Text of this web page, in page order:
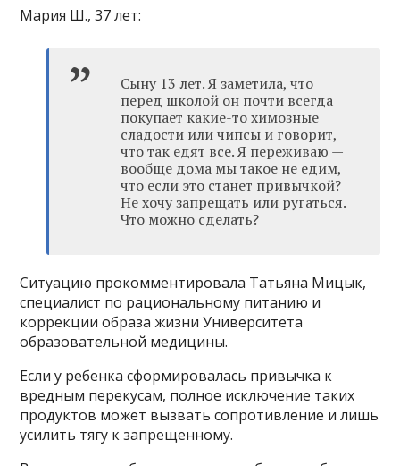
Мария Ш., 37 лет:
Сыну 13 лет. Я заметила, что
перед школой он почти всегда
покупает какие-то химозные
сладости или чипсы и говорит,
что так едят все. Я переживаю —
вообще дома мы такое не едим,
что если это станет привычкой?
Не хочу запрещать или ругаться.
Что можно сделать?
Ситуацию прокомментировала Татьяна Мицык,
специалист по рациональному питанию и
коррекции образа жизни Университета
образовательной медицины.
Если у ребенка сформировалась привычка к
вредным перекусам, полное исключение таких
продуктов может вызвать сопротивление и лишь
усилить тягу к запрещенному.